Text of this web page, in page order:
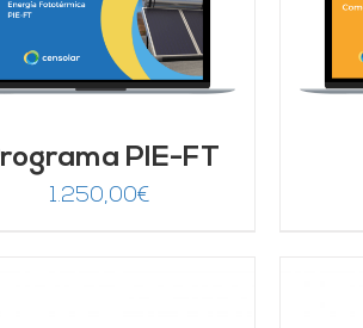
PIE-FT
1.250,00€
AÑADIR AL CARRITO
DETALLES